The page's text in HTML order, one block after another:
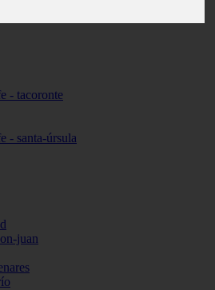
- tacoronte
- santa-úrsula
juan